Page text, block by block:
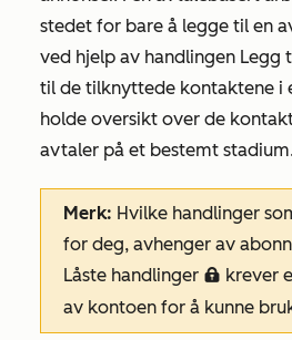
stedet for bare å legge til en
ved hjelp av handlingen Legg
til de tilknyttede kontaktene i
holde oversikt over de
avtaler på et bestemt
Merk: Hvilke handlinger
for deg, avhenger av
Låste handlinger locked krever
av kontoen for å kunne